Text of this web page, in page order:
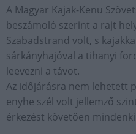
A Magyar Kajak-Kenu
beszámoló szerint a rajt
Szabadstrand volt, s
sárkányhajóval a tihanyi
leevezni a távot.
Az időjárásra nem lehetett
enyhe szél volt jellemző
érkezést követően